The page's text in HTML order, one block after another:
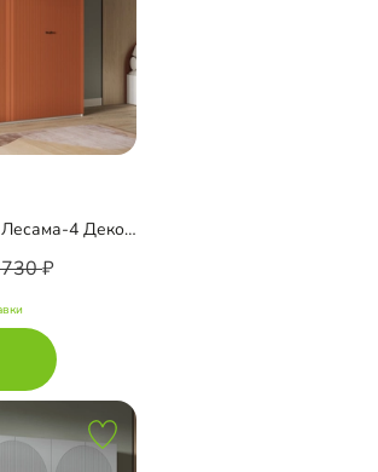
Распашной шкаф Лесама-4 Декор 4